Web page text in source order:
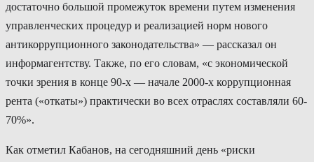
достаточно большой промежуток времени путем изменения
управленческих процедур и реализацией норм нового
антикоррупционного законодательства» — рассказал он
информагентству. Также, по его словам, «с экономической
точки зрения в конце 90-х — начале 2000-х коррупционная
рента («откаты») практически во всех отраслях составляли 60-
70%».
Как отметил Кабанов, на сегодняшний день «риски